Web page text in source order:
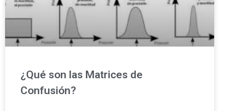
¿Qué son las Matrices de
Confusión?